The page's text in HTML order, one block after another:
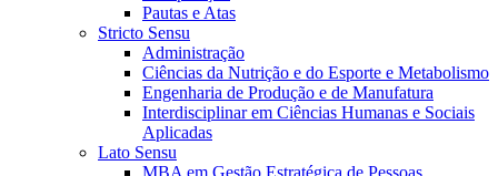
Pautas e Atas
Stricto Sensu
Administração
Ciências da Nutrição e do Esporte e Metabolismo
Engenharia de Produção e de Manufatura
Interdisciplinar em Ciências Humanas e Sociais
Aplicadas
Lato Sensu
MBA em Gestão Estratégica de Pessoas